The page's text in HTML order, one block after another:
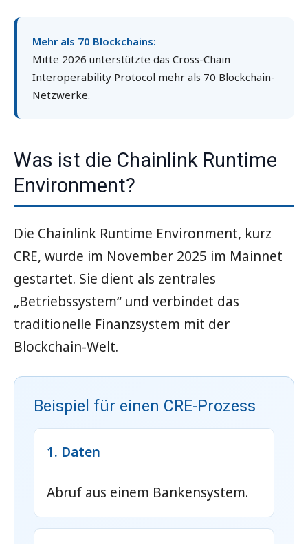
Mehr als 70 Blockchains:
Mitte 2026 unterstützte das Cross-Chain
Interoperability Protocol mehr als 70 Blockchain-
Netzwerke.
Was ist die Chainlink Runtime
Environment?
Die Chainlink Runtime Environment, kurz
CRE, wurde im November 2025 im Mainnet
gestartet. Sie dient als zentrales
„Betriebssystem“ und verbindet das
traditionelle Finanzsystem mit der
Blockchain-Welt.
Beispiel für einen CRE-Prozess
1. Daten
Abruf aus einem Bankensystem.